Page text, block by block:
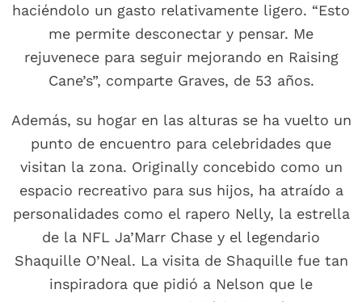
haciéndolo un gasto relativamente ligero. “Esto
me permite desconectar y pensar. Me
rejuvenece para seguir mejorando en Raising
Cane’s”, comparte Graves, de 53 años.
Además, su hogar en las alturas se ha vuelto un
punto de encuentro para celebridades que
visitan la zona. Originally concebido como un
espacio recreativo para sus hijos, ha atraído a
personalidades como el rapero Nelly, la estrella
de la NFL Ja’Marr Chase y el legendario
Shaquille O’Neal. La visita de Shaquille fue tan
inspiradora que pidió a Nelson que le